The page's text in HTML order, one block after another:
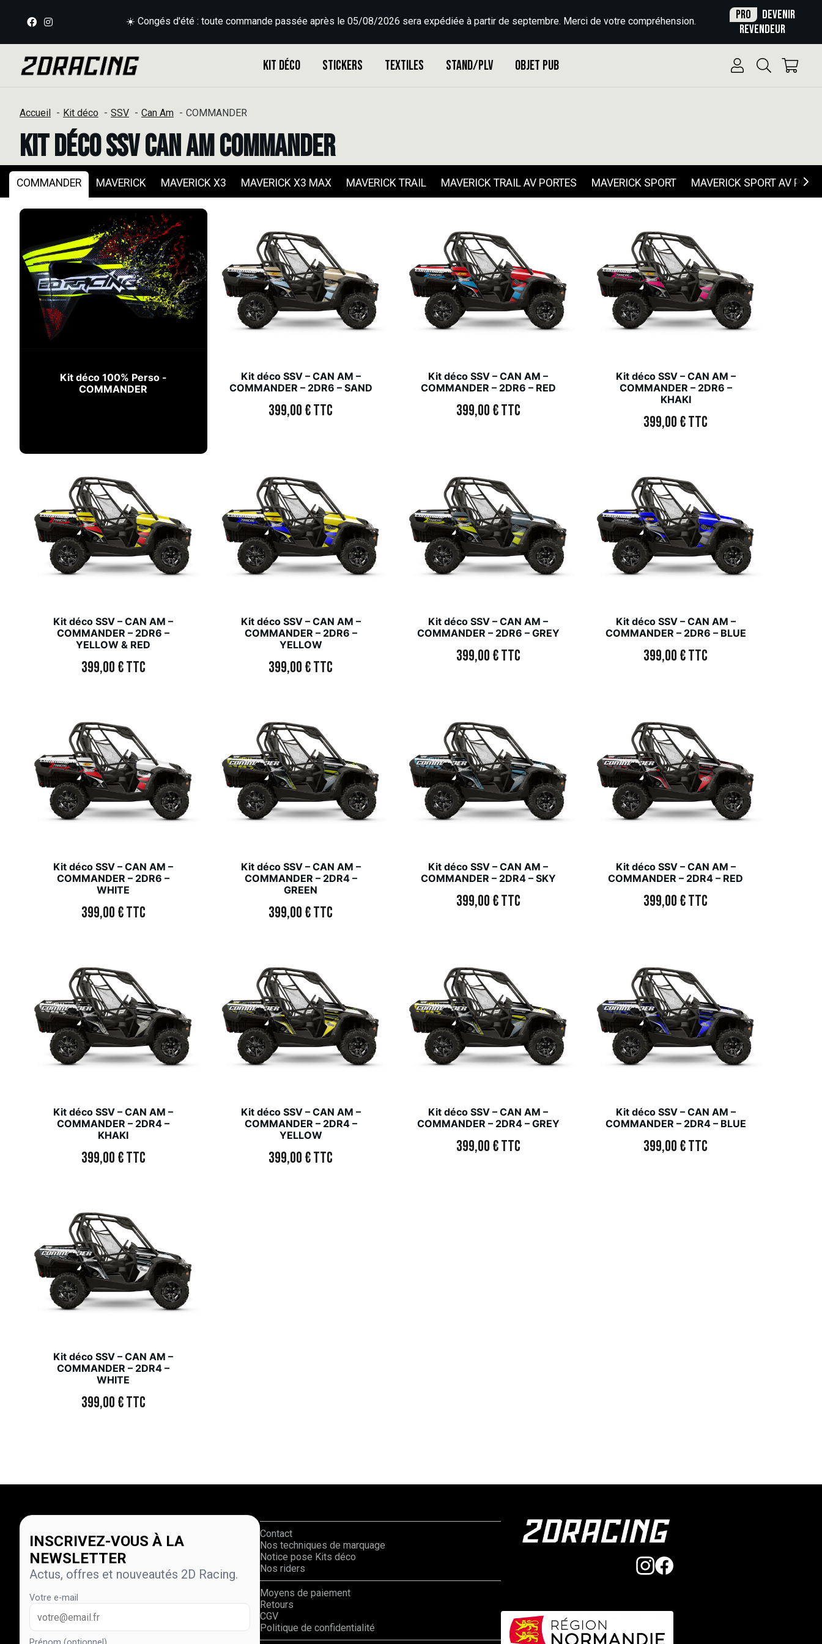
☀️ Congés d'été : toute commande passée après le 05/08/2026 sera expédiée à partir de septembre. Merci de votre compréhension. Pro
Devenir
revendeur
Kit déco Stickers Textiles Stand/PLV Objet Pub
Accueil Kit déco SSV Can Am COMMANDER
Kit déco SSV Can Am COMMANDER
COMMANDER MAVERICK MAVERICK X3 MAVERICK X3 MAX MAVERICK TRAIL MAVERICK TRAIL AV PORTES MAVERICK SPORT MAVERICK SPORT AV
Kit déco 100% Perso -
COMMANDER
Kit déco SSV – CAN AM –
COMMANDER – 2DR6 – SAND
399,00€TTC
Kit déco SSV – CAN AM –
COMMANDER – 2DR6 – RED
399,00€TTC
Kit déco SSV – CAN AM –
COMMANDER – 2DR6 –
KHAKI
399,00€TTC
Kit déco SSV – CAN AM –
COMMANDER – 2DR6 –
YELLOW & RED
399,00€TTC
Kit déco SSV – CAN AM –
COMMANDER – 2DR6 –
YELLOW
399,00€TTC
Kit déco SSV – CAN AM –
COMMANDER – 2DR6 – GREY
399,00€TTC
Kit déco SSV – CAN AM –
COMMANDER – 2DR6 – BLUE
399,00€TTC
Kit déco SSV – CAN AM –
COMMANDER – 2DR6 –
WHITE
399,00€TTC
Kit déco SSV – CAN AM –
COMMANDER – 2DR4 –
GREEN
399,00€TTC
Kit déco SSV – CAN AM –
COMMANDER – 2DR4 – SKY
399,00€TTC
Kit déco SSV – CAN AM –
COMMANDER – 2DR4 – RED
399,00€TTC
Kit déco SSV – CAN AM –
COMMANDER – 2DR4 –
KHAKI
399,00€TTC
Kit déco SSV – CAN AM –
COMMANDER – 2DR4 –
YELLOW
399,00€TTC
Kit déco SSV – CAN AM –
COMMANDER – 2DR4 – GREY
399,00€TTC
Kit déco SSV – CAN AM –
COMMANDER – 2DR4 – BLUE
399,00€TTC
Kit déco SSV – CAN AM –
COMMANDER – 2DR4 –
WHITE
399,00€TTC
INSCRIVEZ-VOUS À LA
NEWSLETTER
Actus, offres et nouveautés 2D Racing.
Votre e-mail
Contact
Nos techniques de marquage
Notice pose Kits déco
Nos riders
Moyens de paiement
Retours
CGV
Politique de confidentialité